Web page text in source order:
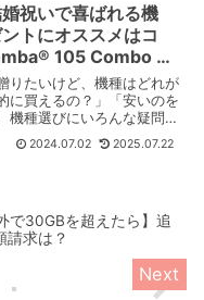
祝いで喜ばれる機
トにオススメはコ
105 Combo ロ
りたいけど、機種はどれが
に買えるの？」「安いのを
機種選びにいろんな疑問や
の中、結婚祝い...
2024.07.02 2025.07.22
で30GBを超えたら】追
請求は？